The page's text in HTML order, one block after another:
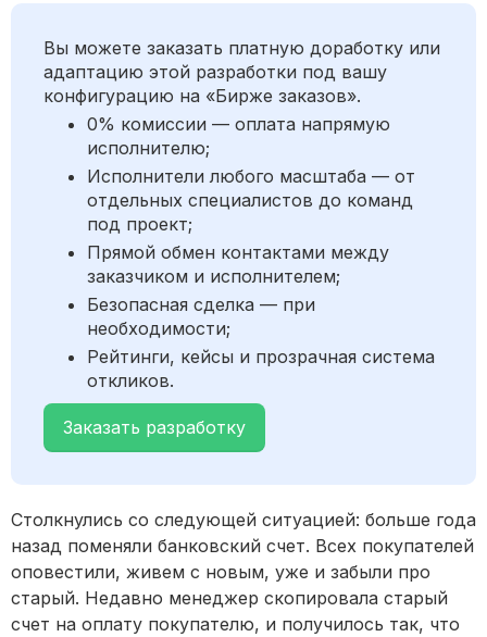
Вы можете заказать платную доработку или
адаптацию этой разработки под вашу
конфигурацию на «Бирже заказов».
0% комиссии — оплата напрямую
исполнителю;
Исполнители любого масштаба — от
отдельных специалистов до команд
под проект;
Прямой обмен контактами между
заказчиком и исполнителем;
Безопасная сделка — при
необходимости;
Рейтинги, кейсы и прозрачная система
откликов.
Заказать разработку
Столкнулись со следующей ситуацией: больше года
назад поменяли банковский счет. Всех покупателей
оповестили, живем с новым, уже и забыли про
старый. Недавно менеджер скопировала старый
счет на оплату покупателю, и получилось так, что